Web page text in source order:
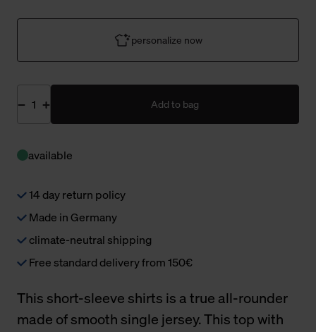
personalize now
Add to bag
available
14 day return policy
Made in Germany
climate-neutral shipping
Free standard delivery from 150€
This short-sleeve shirts is a true all-rounder
made of smooth single jersey. This top with